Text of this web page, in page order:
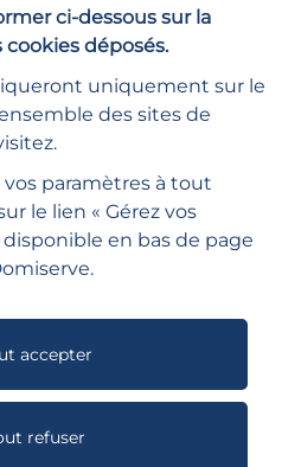
:
caractère personnel
ci-dessous sur la
déposés.
uniquement sur le
des sites de
paramètres à tout
le lien « Gérez vos
en bas de page
accepter
refuser